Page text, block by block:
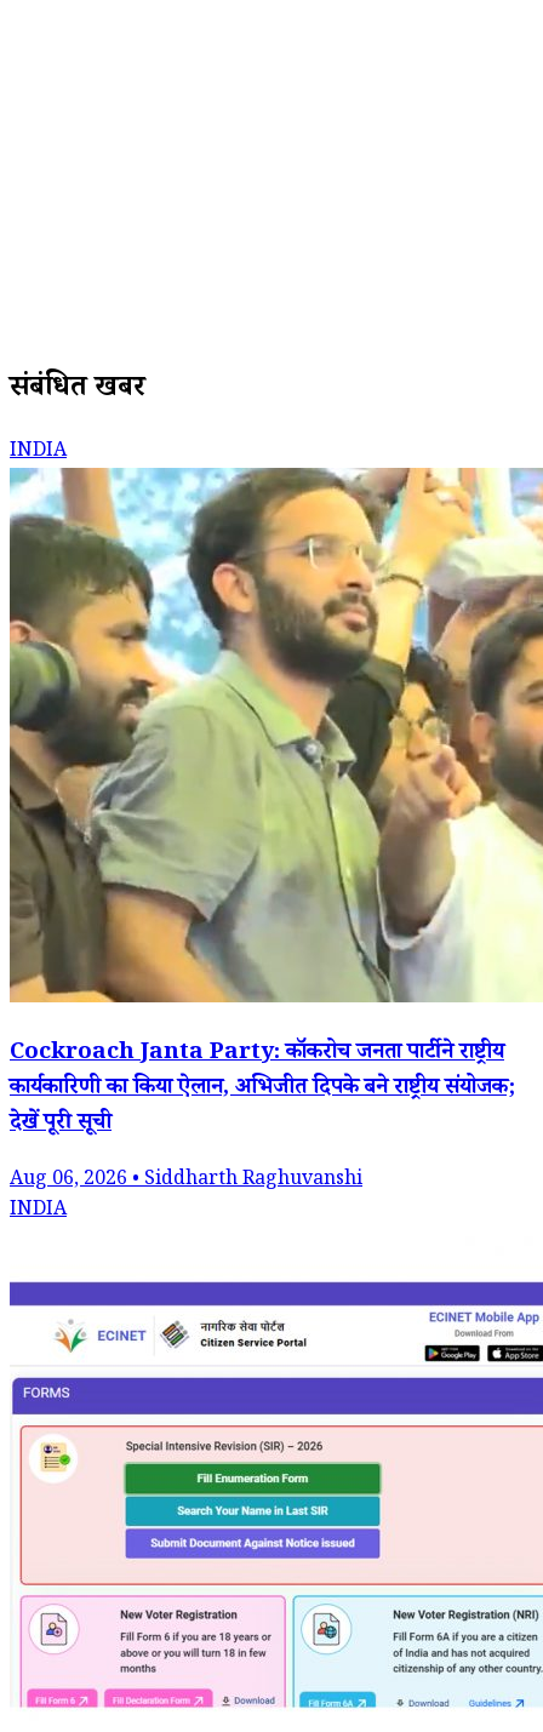
संबंधित खबरें
INDIA
Cockroach Janta Party: कॉकरोच जनता पार्टी ने राष्ट्रीय
कार्यकारिणी का किया ऐलान, अभिजीत दिपके बने राष्ट्रीय संयोजक;
देखें पूरी सूची
Aug 06, 2026 • Siddharth Raghuvanshi
INDIA